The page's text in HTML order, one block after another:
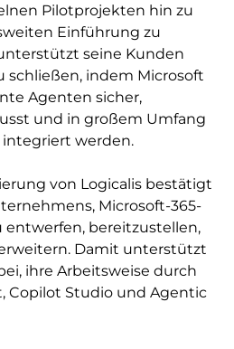
Pilotprojekten hin zu
Einführung zu
seine Kunden
schließen, indem Microsoft
Agenten sicher,
und in großem Umfang
integriert werden.
von Logicalis bestätigt
Microsoft-365-
entwerfen, bereitzustellen,
Damit unterstützt
ihre Arbeitsweise durch
Copilot Studio und Agentic